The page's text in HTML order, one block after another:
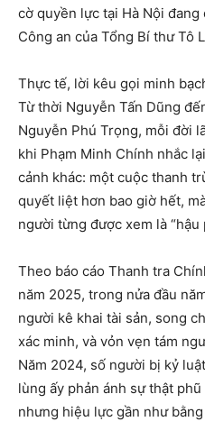
cờ quyền lực tại Hà Nội
Công an của Tổng Bí thư Tô
Thực tế, lời kêu gọi minh
Từ thời Nguyễn Tấn Dũng
Nguyễn Phú Trọng, mỗi đời
khi Phạm Minh Chính nhắc
cảnh khác: một cuộc thanh
quyết liệt hơn bao giờ hết,
người từng được xem là
Theo báo cáo Thanh tra
năm 2025, trong nửa đầu
người kê khai tài sản, song
xác minh, và vỏn vẹn tám
Năm 2024, số người bị kỷ
lùng ấy phản ánh sự thật
nhưng hiệu lực gần như